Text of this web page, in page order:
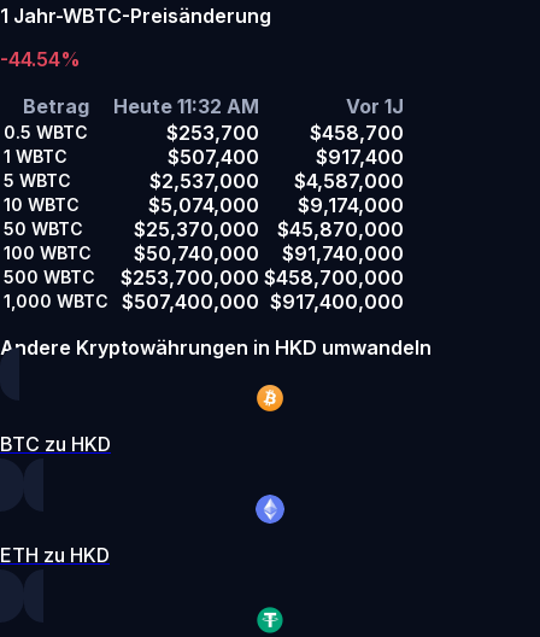
1 Jahr-WBTC-Preisänderung
-44.54%
Betrag
Heute 11:32 AM Vor 1J
0.5 WBTC $253,700 $458,700
1 WBTC $507,400 $917,400
5 WBTC $2,537,000 $4,587,000
10 WBTC $5,074,000 $9,174,000
50 WBTC $25,370,000 $45,870,000
100 WBTC $50,740,000 $91,740,000
500 WBTC $253,700,000 $458,700,000
1,000 WBTC $507,400,000 $917,400,000
Andere Kryptowährungen in HKD umwandeln
BTC zu HKD
ETH zu HKD